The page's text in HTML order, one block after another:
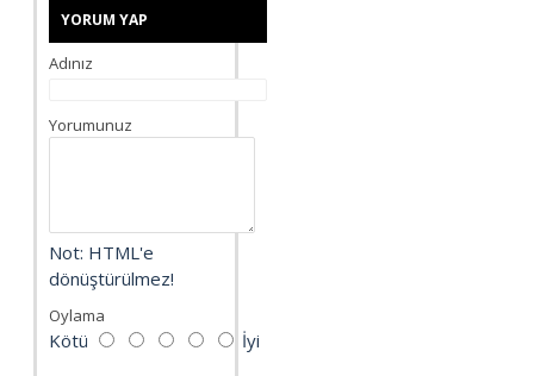
YORUM YAP
Adınız
Yorumunuz
Not: HTML'e
dönüştürülmez!
Oylama
Kötü İyi